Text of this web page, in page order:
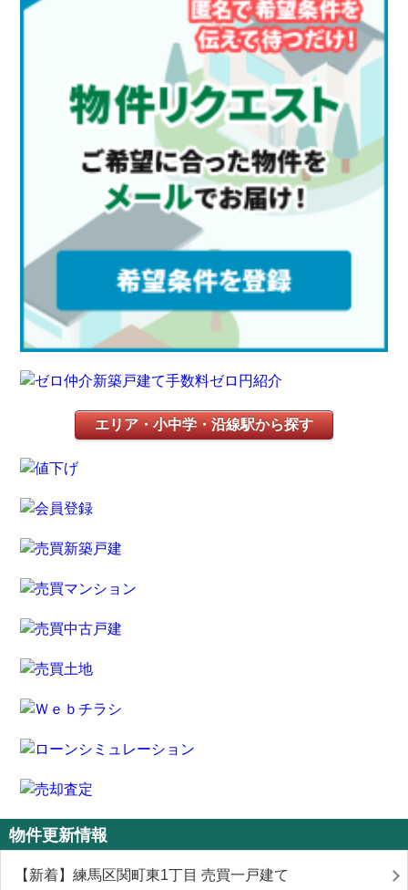
エリア・小中学・沿線駅から探す
物件更新情報
【新着】練馬区関町東1丁目 売買一戸建て